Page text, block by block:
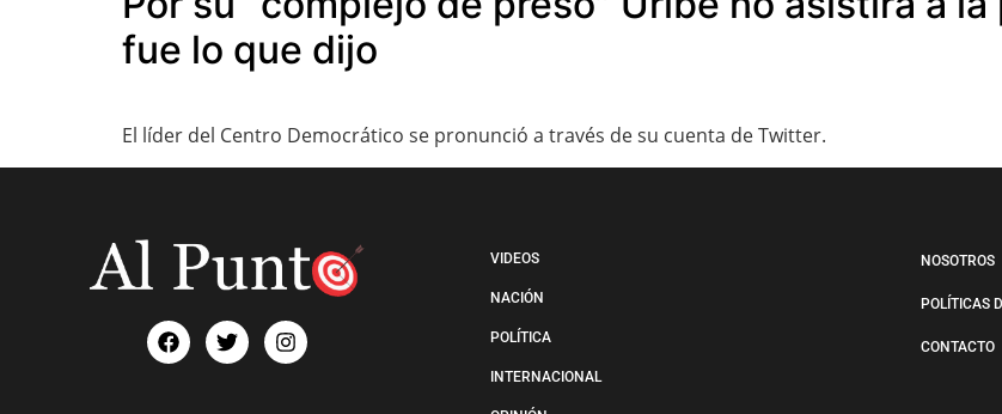
fue lo que dijo
El líder del Centro Democrático se pronunció a través de su cuenta de Twitter.
VIDEOS
NACIÓN
POLÍTICA
INTERNACIONAL
NOSOTROS
POLÍTICAS
CONTACTO